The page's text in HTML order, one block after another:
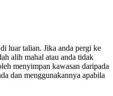
luar talian. Jika anda pergi ke
alih mahal atau anda tidak
menyimpan kawasan daripada
dan menggunakannya apabila